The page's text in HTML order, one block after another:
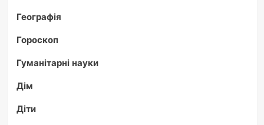
Географія
Гороскоп
Гуманітарні науки
Дім
Діти